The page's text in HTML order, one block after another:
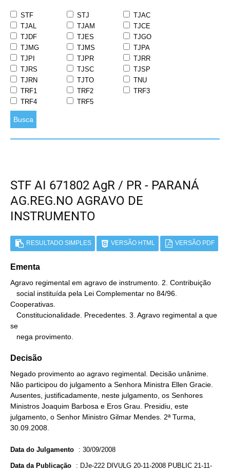
STF STJ
TJAC
TJAL
TJAM
TJCE
TJDF
TJES
TJGO
TJMG
TJMS
TJPA
TJPI
TJPR
TJRR
TJRS
TJSC
TJSP
TJRN
TJTO
TNU
TRF1
TRF2
TRF3
TRF4
TRF5
Busca
STF AI 671802 AgR / PR - PARANÁ
AG.REG.NO AGRAVO DE
INSTRUMENTO
RESULTADO SIMPLES VERSÃO HTML VERSÃO PDF
Ementa
Agravo regimental em agravo de instrumento. 2. Contribuição
Cooperativas.
se
   nega provimento.
Decisão
Negado provimento ao agravo regimental. Decisão unânime.
Não participou do julgamento a Senhora Ministra Ellen Gracie.
Ausentes, justificadamente, neste julgamento, os Senhores
Ministros Joaquim Barbosa e Eros Grau. Presidiu, este
julgamento, o Senhor Ministro Gilmar Mendes. 2ª Turma,
30.09.2008.
Data do Julgamento : 30/09/2008
Data da Publicação : DJe-222 DIVULG 20-11-2008 PUBLIC 21-11-